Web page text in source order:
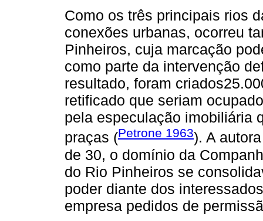
Como os três principais rios
conexões urbanas, ocorreu
Pinheiros, cuja marcação
como parte da intervenção
resultado, foram
retificado que seriam
pela especulação imobiliária
praças (Petrone 1963). A
de 30, o domínio da
do Rio Pinheiros se
poder diante dos
empresa pedidos de